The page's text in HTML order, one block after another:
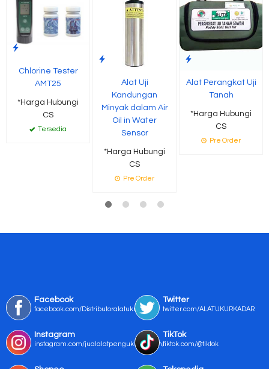
Chlorine Tester
AMT25
*Harga Hubungi
CS
Tersedia
Alat Uji
Kandungan
Minyak dalam Air
Oil in Water
Sensor
*Harga Hubungi
CS
Pre Order
Alat Perangkat Uji
Tanah
*Harga Hubungi
CS
Pre Order
Facebook
facebook.com/Distributoralatukur
Twitter
twitter.com/ALATUKURKADAR
Instagram
instagram.com/jualalatpengukurmurah/
TikTok
tiktok.com/@tiktok